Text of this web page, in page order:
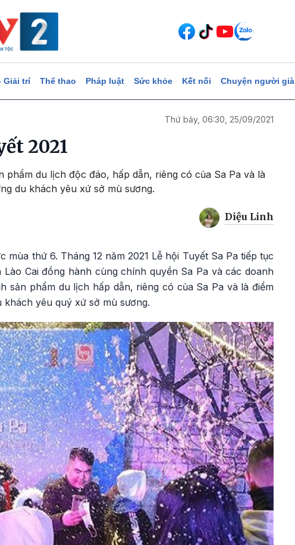
Giải trí Thể thao Pháp luật Sức khỏe Kết nối Chuyện người già
Thứ bảy, 06:30, 25/09/2021
2021
phẩm du lịch độc đáo, hấp dẫn, riêng có của Sa Pa và là
du khách yêu xứ sở mù sương.
Diệu Linh
thứ 6. Tháng 12 năm 2021 Lễ hội Tuyết Sa Pa tiếp tục
Cai đồng hành cùng chính quyền Sa Pa và các doanh
sản phẩm du lịch hấp dẫn, riêng có của Sa Pa và là điểm
yêu quý xứ sở mù sương.